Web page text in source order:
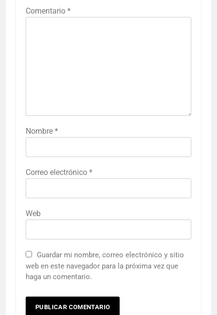
Comentario *
Nombre *
Correo electrónico *
Web
Guardar mi nombre, correo electrónico y sitio
web en este navegador para la próxima vez que
haga un comentario.